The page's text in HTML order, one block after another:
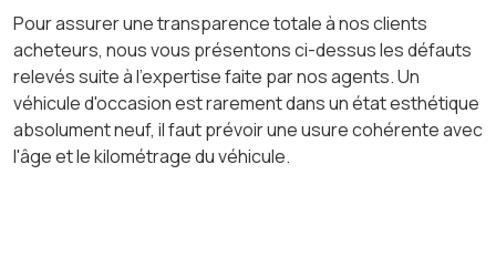
Pour assurer une transparence totale à nos clients
acheteurs, nous vous présentons ci-dessus les défauts
relevés suite à l'expertise faite par nos agents. Un
véhicule d'occasion est rarement dans un état esthétique
absolument neuf, il faut prévoir une usure cohérente avec
l'âge et le kilométrage du véhicule.